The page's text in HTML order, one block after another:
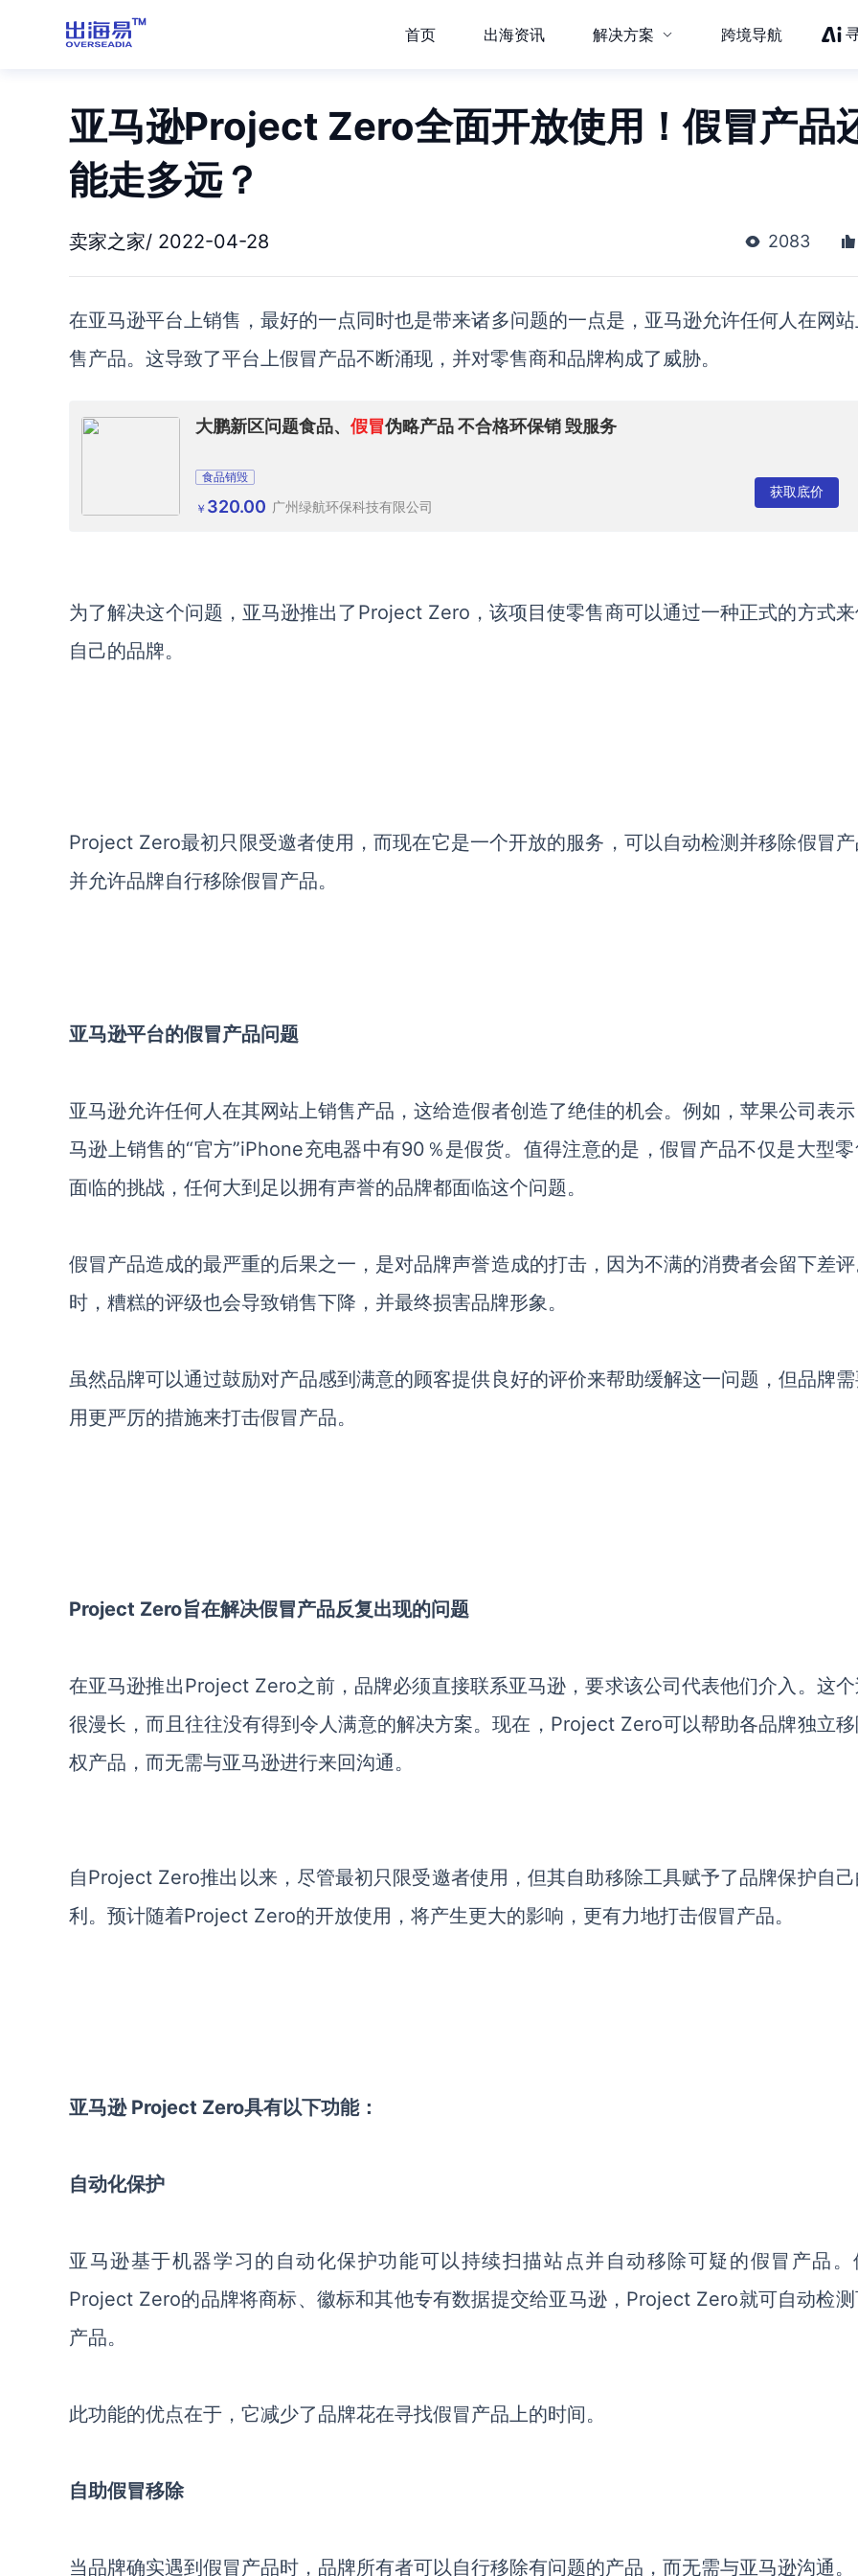
首页 出海资讯 解决方案 跨境导航
亚马逊Project Zero全面开放使用！假冒产品
能走多远？
卖家之家/ 2022-04-28 2083
在亚马逊平台上销售，最好的一点同时也是带来诸多问题的一点是，亚马逊允许任何人在网站
售产品。这导致了平台上假冒产品不断涌现，并对零售商和品牌构成了威胁。
大鹏新区问题食品、 假冒伪略产品 不合格环保销 毁服务
食品销毁
￥ 320.00 广州绿航环保科技有限公司
获取底价
为了解决这个问题，亚马逊推出了Project Zero，该项目使零售商可以通过一种正式的方式
自己的品牌。
Project Zero最初只限受邀者使用，而现在它是一个开放的服务，可以自动检测并移除假冒产
并允许品牌自行移除假冒产品。
亚马逊平台的假冒产品问题
亚马逊允许任何人在其网站上销售产品，这给造假者创造了绝佳的机会。例如，苹果公司表示
马逊上销售的“官方”iPhone充电器中有90％是假货。值得注意的是，假冒产品不仅是大型
面临的挑战，任何大到足以拥有声誉的品牌都面临这个问题。
假冒产品造成的最严重的后果之一，是对品牌声誉造成的打击，因为不满的消费者会留下差评
时，糟糕的评级也会导致销售下降，并最终损害品牌形象。
虽然品牌可以通过鼓励对产品感到满意的顾客提供良好的评价来帮助缓解这一问题，但品牌
用更严厉的措施来打击假冒产品。
Project Zero旨在解决假冒产品反复出现的问题
在亚马逊推出Project Zero之前，品牌必须直接联系亚马逊，要求该公司代表他们介入。这
很漫长，而且往往没有得到令人满意的解决方案。现在，Project Zero可以帮助各品牌独立
权产品，而无需与亚马逊进行来回沟通。
自Project Zero推出以来，尽管最初只限受邀者使用，但其自助移除工具赋予了品牌保护自己
利。预计随着Project Zero的开放使用，将产生更大的影响，更有力地打击假冒产品。
亚马逊 Project Zero具有以下功能：
自动化保护
亚马逊基于机器学习的自动化保护功能可以持续扫描站点并自动移除可疑的假冒产品。
Project Zero的品牌将商标、徽标和其他专有数据提交给亚马逊，Project Zero就可自动检测
产品。
此功能的优点在于，它减少了品牌花在寻找假冒产品上的时间。
自助假冒移除
当品牌确实遇到假冒产品时，品牌所有者可以自行移除有问题的产品，而无需与亚马逊沟通。